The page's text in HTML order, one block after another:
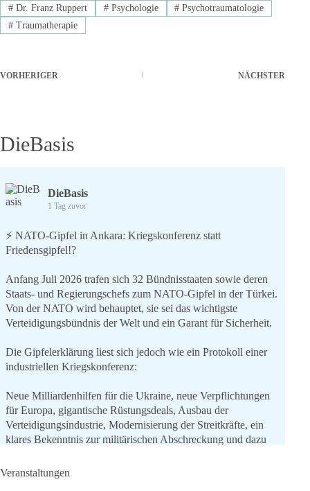
#Dr. Franz Ruppert #Psychologie # Psychotraumatologie
#Traumatherapie
VORHERIGER NÄCHSTER
DieBasis
DieBasis
1 Tag zuvor
⚡️ NATO-Gipfel in Ankara: Kriegskonferenz statt
Friedensgipfel!?
Anfang Juli 2026 trafen sich 32 Bündnisstaaten sowie deren
Staats- und Regierungschefs zum NATO-Gipfel in der Türkei.
Von der NATO wird behauptet, sie sei das wichtigste
Verteidigungsbündnis der Welt und ein Garant für Sicherheit.
Die Gipfelerklärung liest sich jedoch wie ein Protokoll einer
industriellen Kriegskonferenz:
Neue Milliardenhilfen für die Ukraine, neue Verpflichtungen
für Europa, gigantische Rüstungsdeals, Ausbau der
Verteidigungsindustrie, Modernisierung der Streitkräfte, ein
klares Bekenntnis zur militärischen Abschreckung und dazu
Veranstaltungen